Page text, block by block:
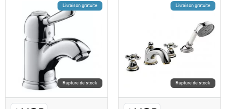
Livraison gratuite
Rupture de stock
Livraison gratuite
Rupture de stock